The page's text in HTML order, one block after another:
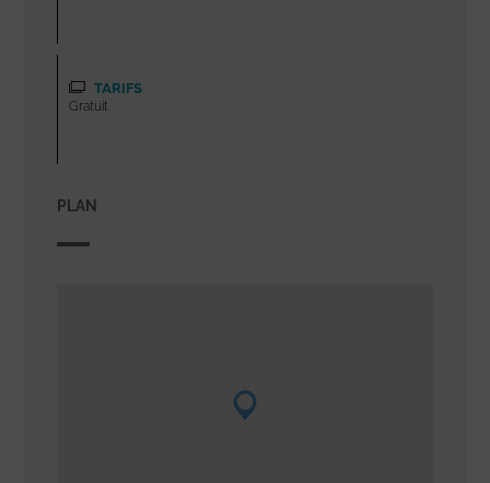
TARIFS
Gratuit
PLAN